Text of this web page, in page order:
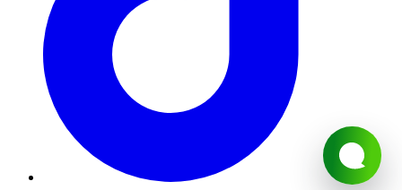
3. Безпосереднє комплектування замовлення виконується за
кілька годин до зазначеного клієнтом часу доставки, якщо
замовлення було повністю оформлено, оплачено і прийнято у
роботу.
4. Клієнт може змінювати будь-яку інформаційну частину
замовлення до моменту підготовки замовлення (див. П.3.3) за
погодженням з Компанією. Зміни в замовленні, вважаються
узгодженими, після письмового підтвердження з боку